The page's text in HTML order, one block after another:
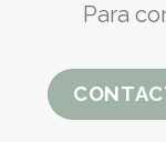
Para